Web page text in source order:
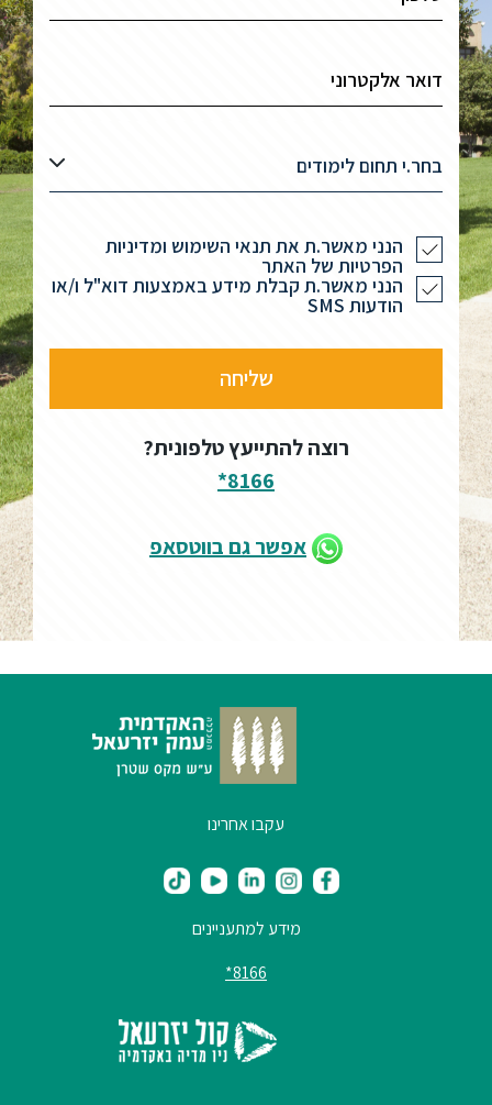
בחר.י תחום לימודים
הנני מאשר.ת את תנאי השימוש ומדיניות
הפרטיות של האתר
הנני מאשר.ת קבלת מידע באמצעות דוא"ל ו/או
הודעות SMS
רוצה להתייעץ טלפונית?
8166*
אפשר גם בווטסאפ
עקבו אחרינו
מידע למתעניינים
8166*